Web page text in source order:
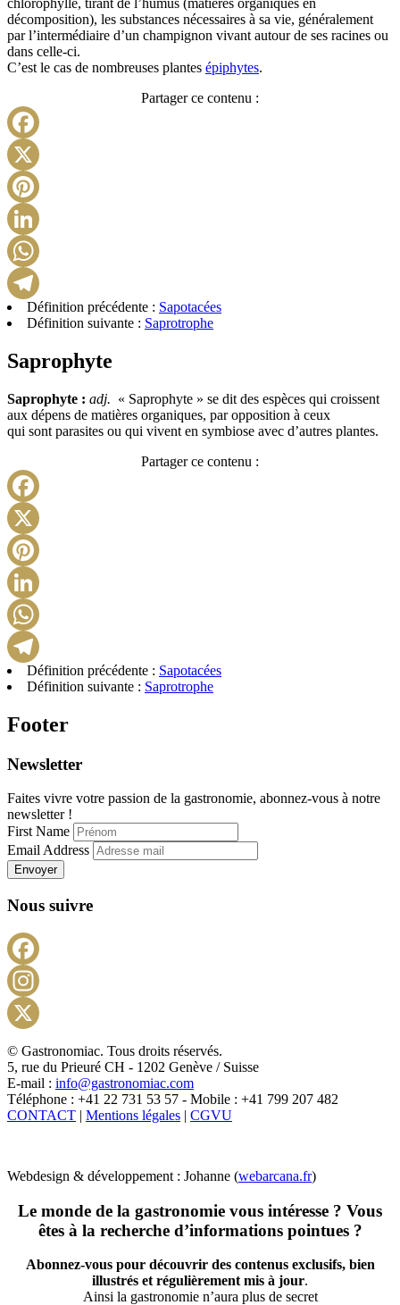
chlorophylle, tirant de l’humus (matières organiques en
décomposition), les substances nécessaires à sa vie, généralement
par l’intermédiaire d’un champignon vivant autour de ses racines ou
dans celle-ci.
C’est le cas de nombreuses plantes épiphytes.
Partager ce contenu :
Telegram
Définition précédente : Sapotacées
Définition suivante : Saprotrophe
Saprophyte
Saprophyte : adj. « Saprophyte » se dit des espèces qui croissent
aux dépens de matières organiques, par opposition à ceux
qui sont parasites ou qui vivent en symbiose avec d’autres plantes.
Partager ce contenu :
Telegram
Définition précédente : Sapotacées
Définition suivante : Saprotrophe
Footer
Newsletter
Faites vivre votre passion de la gastronomie, abonnez-vous à notre
newsletter !
First Name
Email Address
Envoyer
Nous suivre
X
© Gastronomiac. Tous droits réservés.
5, rue du Prieuré CH - 1202 Genève / Suisse
E-mail : info@gastronomiac.com
Téléphone : +41 22 731 53 57 - Mobile : +41 799 207 482
CONTACT | Mentions légales | CGVU
Webdesign & développement : Johanne (webarcana.fr)
Le monde de la gastronomie vous intéresse ? Vous
êtes à la recherche d’informations pointues ?
Abonnez-vous pour découvrir des contenus exclusifs, bien
illustrés et régulièrement mis à jour.
Ainsi la gastronomie n’aura plus de secret